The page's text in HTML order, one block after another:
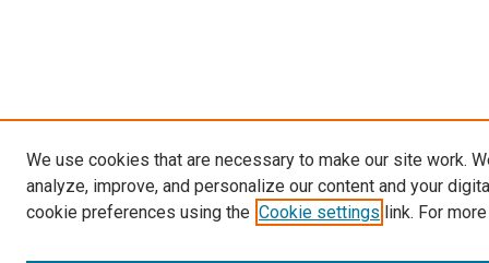
We use cookies that are necessary to make our site work.
analyze, improve, and personalize our content and your
cookie preferences using the Cookie settings link. For